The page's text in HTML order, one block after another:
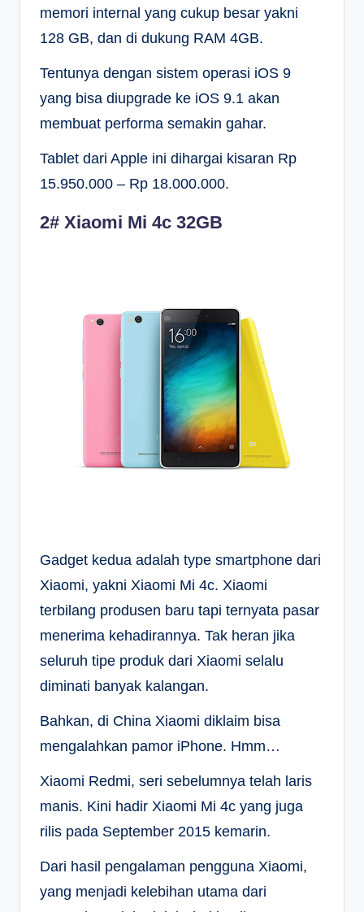
memori internal yang cukup besar yakni
128 GB, dan di dukung RAM 4GB.
Tentunya dengan sistem operasi iOS 9
yang bisa diupgrade ke iOS 9.1 akan
membuat performa semakin gahar.
Tablet dari Apple ini dihargai kisaran Rp
15.950.000 – Rp 18.000.000.
2# Xiaomi Mi 4c 32GB
Gadget kedua adalah type smartphone dari
Xiaomi, yakni Xiaomi Mi 4c. Xiaomi
terbilang produsen baru tapi ternyata pasar
menerima kehadirannya. Tak heran jika
seluruh tipe produk dari Xiaomi selalu
diminati banyak kalangan.
Bahkan, di China Xiaomi diklaim bisa
mengalahkan pamor iPhone. Hmm…
Xiaomi Redmi, seri sebelumnya telah laris
manis. Kini hadir Xiaomi Mi 4c yang juga
rilis pada September 2015 kemarin.
Dari hasil pengalaman pengguna Xiaomi,
yang menjadi kelebihan utama dari